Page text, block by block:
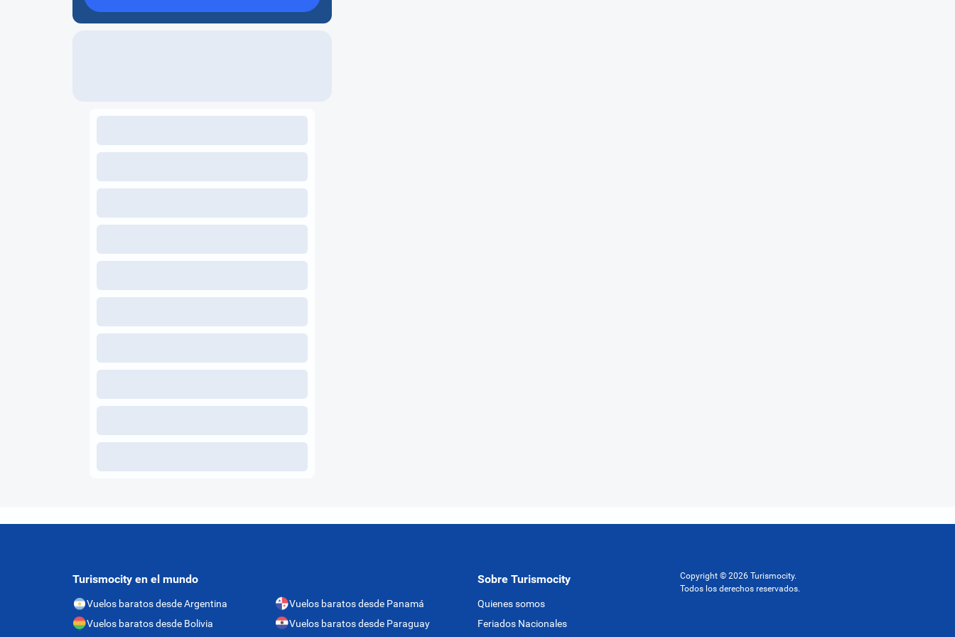
Turismocity en el mundo
Vuelos baratos desde Argentina
Vuelos baratos desde Bolivia
Vuelos baratos desde Panamá
Vuelos baratos desde Paraguay
Sobre Turismocity
Quienes somos
Feriados Nacionales
Copyright © 2026 Turismocity.
Todos los derechos reservados.